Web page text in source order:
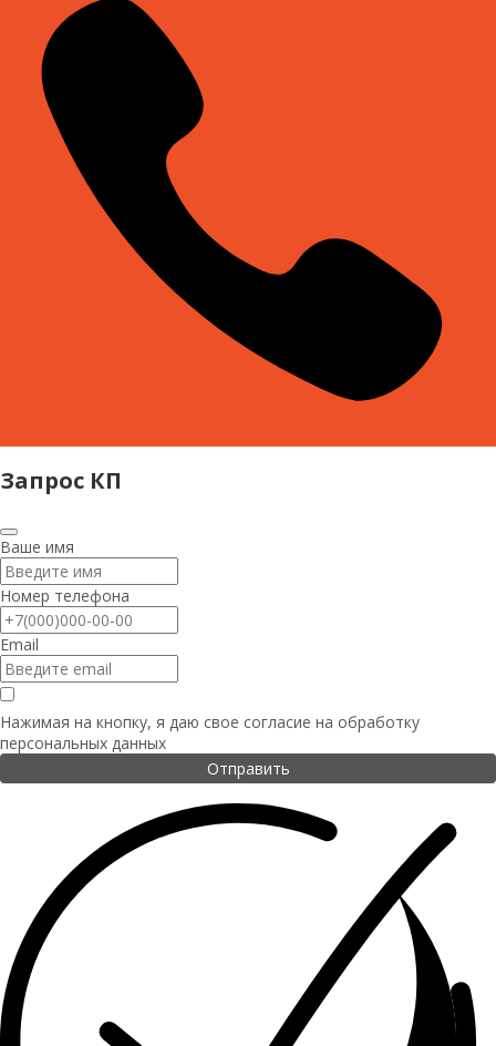
Запрос КП
Ваше имя
Номер телефона
Email
Нажимая на кнопку, я даю свое согласие на обработку
персональных данных
Отправить